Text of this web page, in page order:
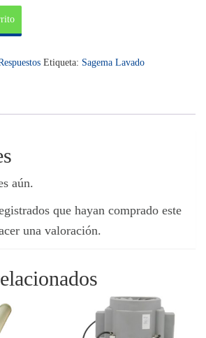
Etiqueta: Sagema Lavado
aún.
que hayan comprado este
una valoración.